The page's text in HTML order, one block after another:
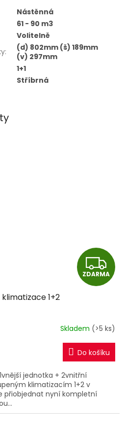
Z
D
R
M
A
ZDARMA
1+2
Skladem (>5 ks)
Do košíku
jednotka + 2vnitřní
klimatizacím 1+2 v
přiobjednat nyní kompletní
Nástěnná
61 - 90 m3
Volitelně
:
(d) 802mm (š) 189mm
(v) 297mm
1+1
Stříbrná